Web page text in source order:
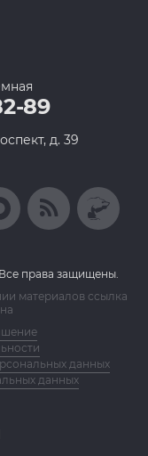
89
д. 39
права защищены.
материалов ссылка
данных
данных